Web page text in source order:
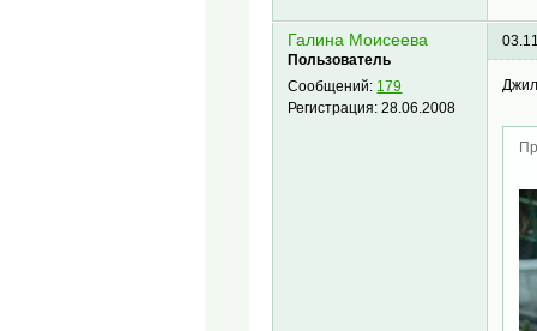
Галина Моисеева
Пользователь
Сообщений: 179
Регистрация:28.06.2008